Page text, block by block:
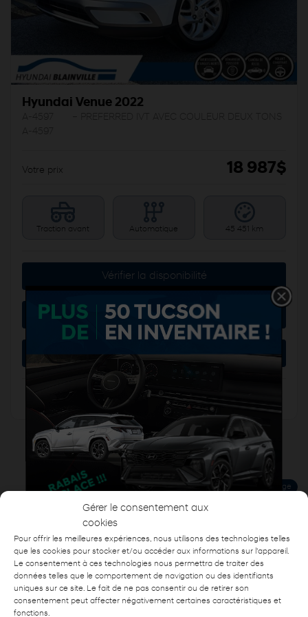
Gérer le consentement aux
cookies
Pour offrir les meilleures expériences, nous utilisons des technologies telles
que les cookies pour stocker et/ou accéder aux informations sur l'appareil.
Le consentement à ces technologies nous permettra de traiter des
données telles que le comportement de navigation ou des identifiants
uniques sur ce site. Le fait de ne pas consentir ou de retirer son
consentement peut affecter négativement certaines caractéristiques et
fonctions.
Hyundai Venue 2022
Votre prix 18 987$
Traction avant Automatique 45 451 km
Vérifier la disponibilité
Évaluer mon échange
Demande d'informations
Mentions légales
Nouvel arrivage
Nom*